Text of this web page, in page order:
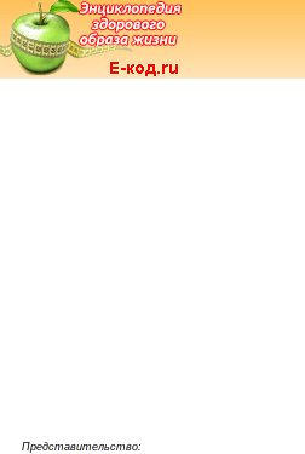
Представительство: